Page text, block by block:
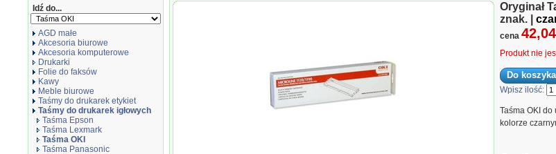
Idź do...
AGD małe
Akcesoria biurowe
Akcesoria komputerowe
Drukarki
Folie do faksów
Kawy
Meble biurowe
Taśmy do drukarek etykiet
Taśmy do drukarek igłowych
Taśma Epson
Taśma Lexmark
Taśma OKI
Taśma Panasonic
Oryginał
znak. |
cena
Produkt nie
Wpisz ilość:
Taśma OKI
kolorze